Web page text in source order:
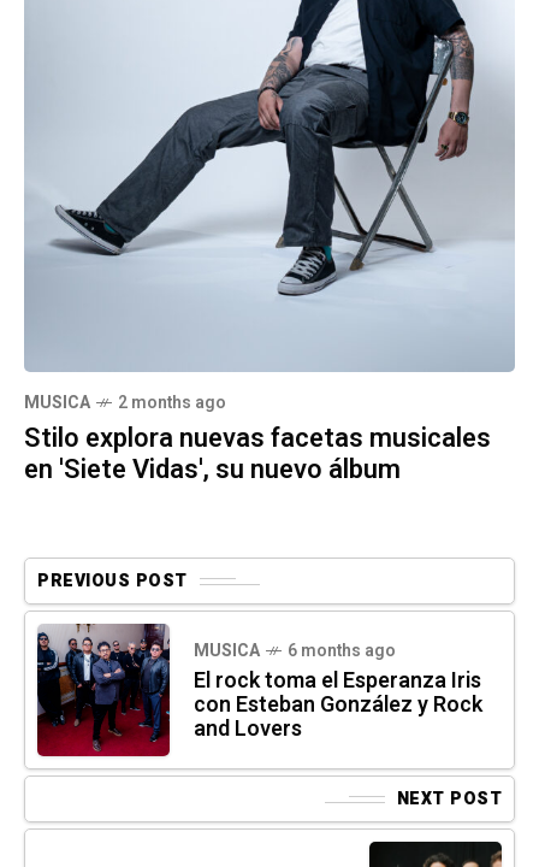
MUSICA 2 months ago
Stilo explora nuevas facetas musicales
en 'Siete Vidas', su nuevo álbum
PREVIOUS POST
MUSICA 6 months ago
El rock toma el Esperanza Iris
con Esteban González y Rock
and Lovers
NEXT POST